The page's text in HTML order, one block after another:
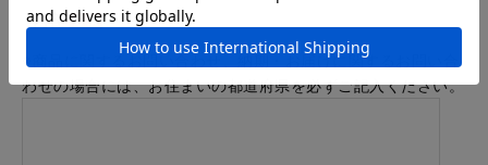
内容
※商品に関するお問い合わせ、納期・お届けに関するお問い合
わせの場合には、お住まいの都道府県を必ずご記入ください。